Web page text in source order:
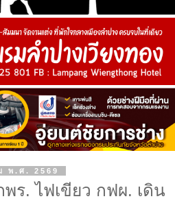
พ.ศ. 2569
ร. ไฟเขียว กฟผ. เดิน